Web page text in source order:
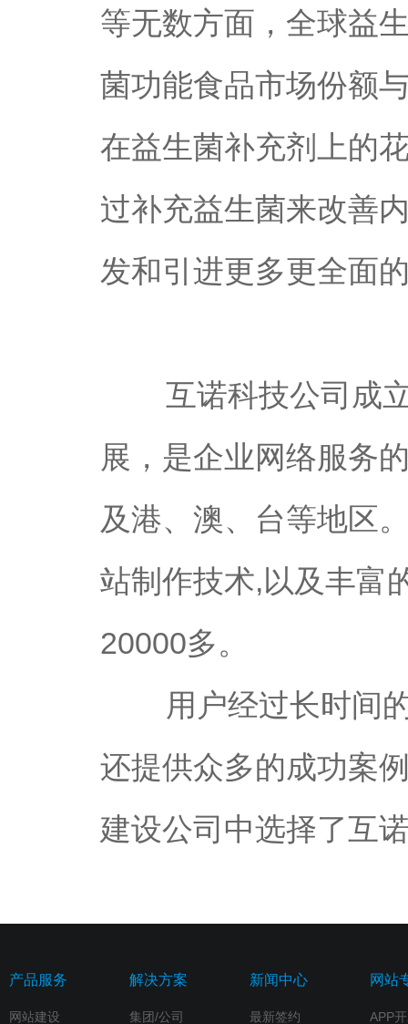
等无数方面，全球益
菌功能食品市场份额
在益生菌补充剂上的
过补充益生菌来改善
发和引进更多更全面
互诺科技公司成立
展，是企业网络服务
及港、澳、台等地区
站制作技术,以及丰富
20000多。
用户经过长时间的
还提供众多的成功案
建设公司中选择了互
产品服务
网站建设
解决方案
集团/公司
新闻中心
最新签约
网站
APP